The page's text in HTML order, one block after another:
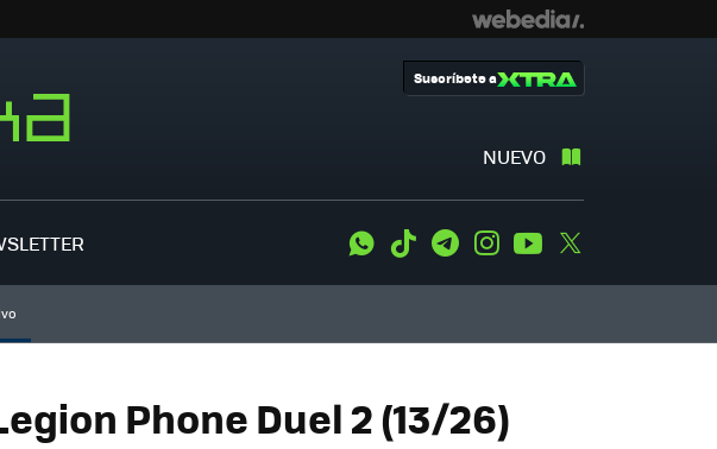
NUEVO
Suscríbete a
WhatsApp
Tiktok TelegramInstagramYoutube
Phone Duel 2 (13/26)